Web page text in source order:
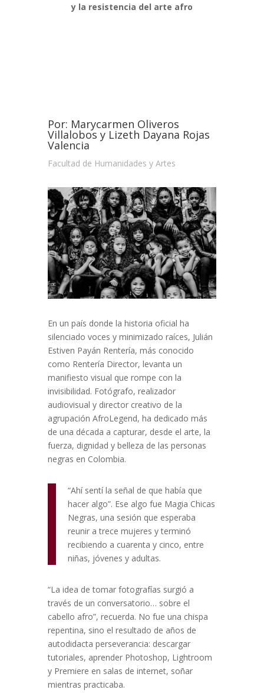
y la resistencia del arte afro
Por: Marycarmen Oliveros
Villalobos y Lizeth Dayana Rojas
Valencia
Facultad de Humanidades y Artes
En un país donde la historia oficial ha
silenciado voces y minimizado raíces, Julián
Estiven Payán Rentería, más conocido
como Rentería Director, levanta un
manifiesto visual que rompe con la
invisibilidad. Fotógrafo, realizador
audiovisual y director creativo de la
agrupación AfroLegend, ha dedicado más
de una década a capturar, desde el arte, la
fuerza, dignidad y belleza de las personas
negras en Colombia.
“Ahí sentí la señal de que había que
hacer algo”. Ese algo fue Magia Chicas
Negras, una sesión que esperaba
reunir a trece mujeres y terminó
recibiendo a cuarenta y cinco, entre
niñas, jóvenes y adultas.
“La idea de tomar fotografías surgió a
través de un conversatorio… sobre el
cabello afro”, recuerda. No fue una chispa
repentina, sino el resultado de años de
autodidacta perseverancia: descargar
tutoriales, aprender Photoshop, Lightroom
y Premiere en salas de internet, soñar
mientras practicaba.